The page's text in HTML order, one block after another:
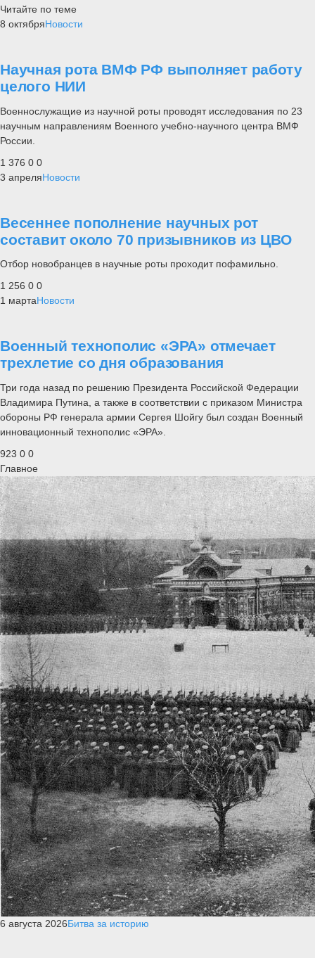
Читайте по теме
8 октябряНовости
Научная рота ВМФ РФ выполняет работу
целого НИИ
Военнослужащие из научной роты проводят исследования по 23
научным направлениям Военного учебно-научного центра ВМФ
России.
1 376 0 0
3 апреляНовости
Весеннее пополнение научных рот
составит около 70 призывников из ЦВО
Отбор новобранцев в научные роты проходит пофамильно.
1 256 0 0
1 мартаНовости
Военный технополис «ЭРА» отмечает
трехлетие со дня образования
Три года назад по решению Президента Российской Федерации
Владимира Путина, а также в соответствии с приказом Министра
обороны РФ генерала армии Сергея Шойгу был создан Военный
инновационный технополис «ЭРА».
923 0 0
Главное
6 августа 2026Битва за историю